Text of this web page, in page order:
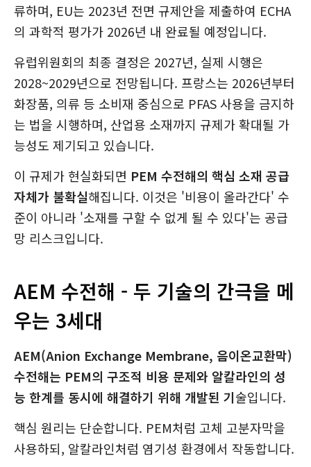
류하며, EU는 2023년 전면 규제안을 제출하여 ECHA
의 과학적 평가가 2026년 내 완료될 예정입니다.
유럽위원회의 최종 결정은 2027년, 실제 시행은
2028~2029년으로 전망됩니다. 프랑스는 2026년부터
화장품, 의류 등 소비재 중심으로 PFAS 사용을 금지하
는 법을 시행하며, 산업용 소재까지 규제가 확대될 가
능성도 제기되고 있습니다.
이 규제가 현실화되면 PEM 수전해의 핵심 소재 공급
자체가 불확실해집니다. 이것은 '비용이 올라간다' 수
준이 아니라 '소재를 구할 수 없게 될 수 있다'는 공급
망 리스크입니다.
AEM 수전해 - 두 기술의 간극을 메
우는 3세대
AEM(Anion Exchange Membrane, 음이온교환막)
수전해는 PEM의 구조적 비용 문제와 알칼라인의 성
능 한계를 동시에 해결하기 위해 개발된 기술입니다.
핵심 원리는 단순합니다. PEM처럼 고체 고분자막을
사용하되, 알칼라인처럼 염기성 환경에서 작동합니다.